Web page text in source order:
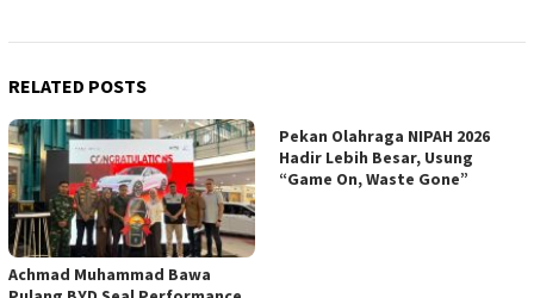
RELATED POSTS
Achmad Muhammad Bawa
Pekan Olahraga NIPAH 2026
Hadir Lebih Besar, Usung
“Game On, Waste Gone”